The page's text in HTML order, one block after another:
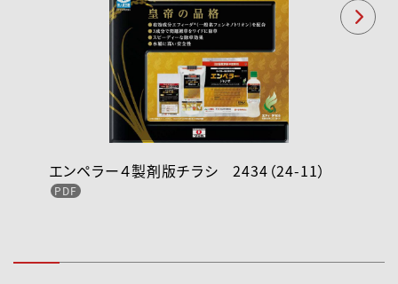
エンペラー４製剤版チラシ 2434（24-11）